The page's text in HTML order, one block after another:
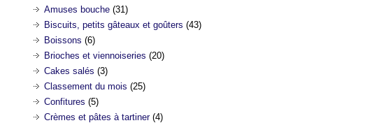
Amuses bouche(31)
Biscuits, petits gâteaux et goûters (43)
Boissons (6)
Brioches et viennoiseries (20)
Cakes salés (3)
Classement du mois (25)
Confitures (5)
Crèmes et pâtes à tartiner(4)